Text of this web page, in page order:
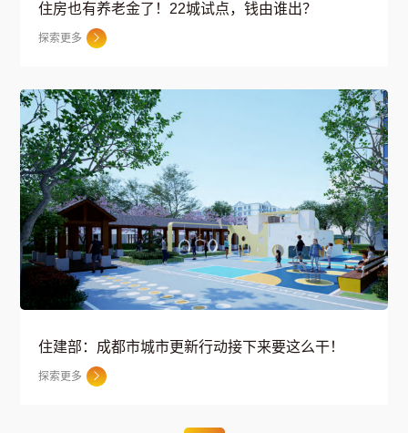
住房也有养老金了！22城试点，钱由谁出？
探索更多 
住建部：成都市城市更新行动接下来要这么干！
探索更多 